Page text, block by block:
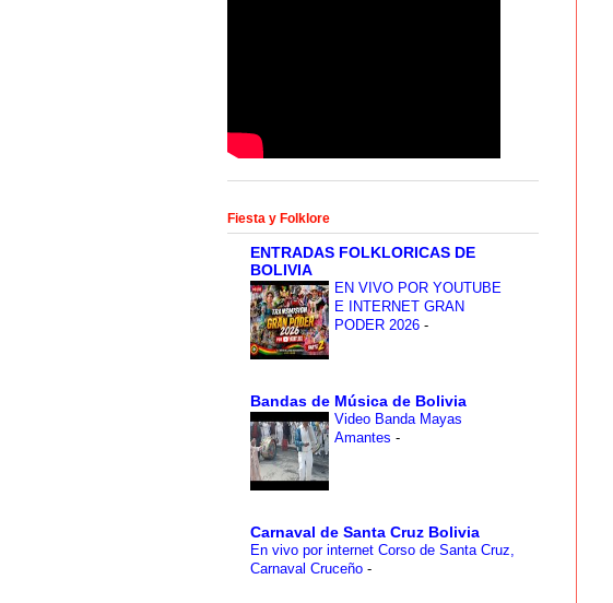
Fiesta y Folklore
ENTRADAS FOLKLORICAS DE
BOLIVIA
EN VIVO POR YOUTUBE
E INTERNET GRAN
PODER 2026 -
Bandas de Música de Bolivia
Video Banda Mayas
Amantes -
Carnaval de Santa Cruz Bolivia
En vivo por internet Corso de Santa Cruz,
Carnaval Cruceño -